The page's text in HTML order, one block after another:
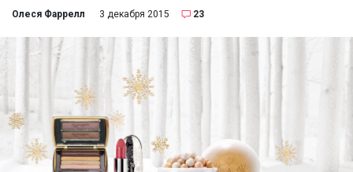
Олеся Фаррелл 3 декабря 2015 23